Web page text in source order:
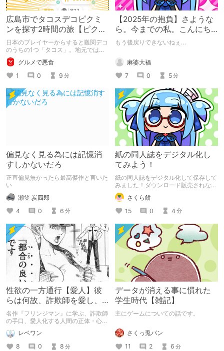
広島市でタコスデコピクミ
ンを探す2時間の旅【ピクミ
ンブルーム / Pikmin
Bloom】
日本のプレイヤーからすると難関デコ
のうちの1つ「タコス」。地元では見
つけられなかった男が広島で探す旅を
お送りします。ねくすと5月のテーマ
「お出かけの記録」。
グルメで悪食
1
0 9 分
【2025年の抱負】さような
ら。今までの私。こんにち
は。新たな私。
もう後戻りできないねぇ…
麻婆大福
7
0 5分
偏見なく見る為には記憶消
すしかないだろ
正直偏見無かったら最高傑作と言いた
い
瀬笠 炭四郎
4
0 6 分
紙の同人誌をデジタル化し
てみよう！
紙の同人誌をデジタル化して保存して
みました！ダウンロード販売されない
作品などはこうやってデジタル化して
おきましょう！
さくら餅
15
0 4 分
性欲の一方通行【愛人】彼
らは何故、詐欺師を愛し、
都合の良い肉便器を甘受し
てしまうのか？
名作『フリンジマン』に学ぶ、詐欺師
の手口、愛人化する人間の正体・心
レベワン
8
0 8 分
データが消える事に慣れた
学生時代【雑記】
主にゲームについての話です。
さくっ兎パン
11
2 6 分